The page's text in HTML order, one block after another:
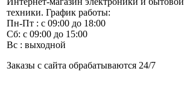
техники. График работы:
Пн-Пт : с 09:00 до 18:00
Сб: с 09:00 до 15:00
Вс : выходной
Заказы с сайта обрабатываются 24/7